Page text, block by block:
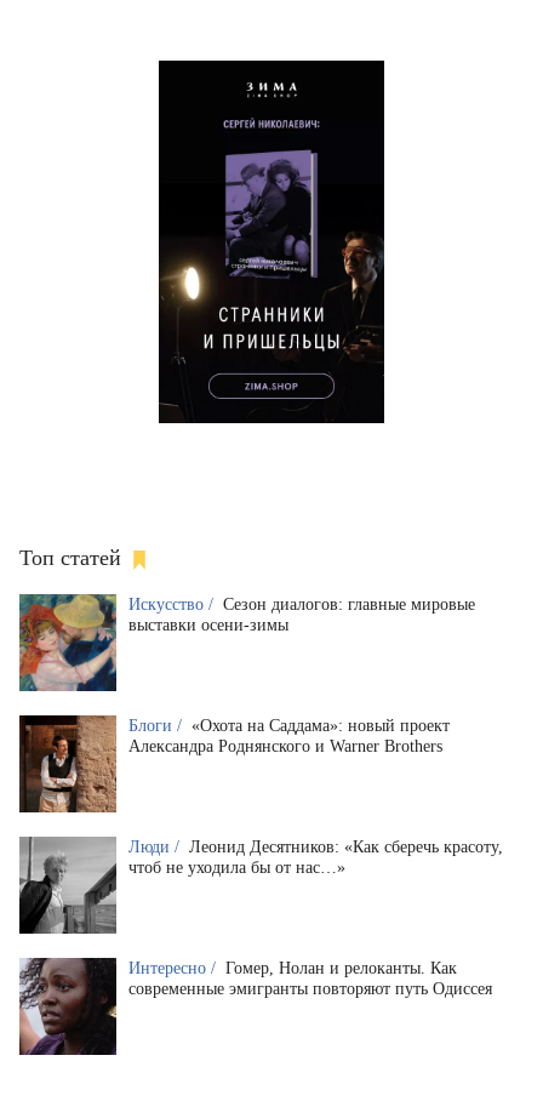
Топ статей
Искусство / Сезон диалогов: главные мировые
выставки осени-зимы
Блоги / «Охота на Саддама»: новый проект
Александра Роднянского и Warner Brothers
Люди / Леонид Десятников: «Как сберечь красоту,
чтоб не уходила бы от нас…»
Интересно / Гомер, Нолан и релоканты. Как
современные эмигранты повторяют путь Одиссея